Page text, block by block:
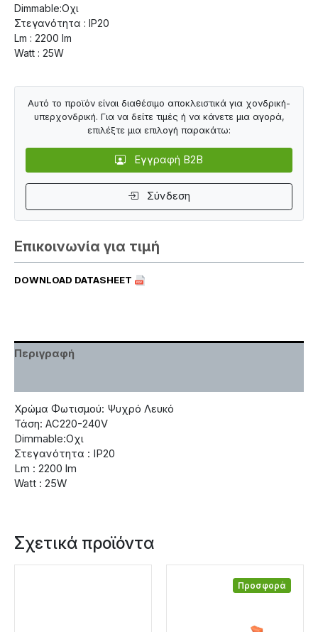
Επικοινωνία για τιμή
Dimmable:Οχι
Στεγανότητα : IP20
Lm : 2200 lm
Watt : 25W
DOWNLOAD DATASHEET
Αυτό το προϊόν είναι διαθέσιμο αποκλειστικά για χονδρική-
υπερχονδρική. Για να δείτε τιμές ή να κάνετε μια αγορά,
επιλέξτε μια επιλογή παρακάτω:
Εγγραφή B2B
Σύνδεση
Περιγραφή
Χρώμα Φωτισμού: Ψυχρό Λευκό
Τάση: AC220-240V
Dimmable:Οχι
Στεγανότητα : IP20
Lm : 2200 lm
Watt : 25W
Σχετικά προϊόντα
Προσφορά